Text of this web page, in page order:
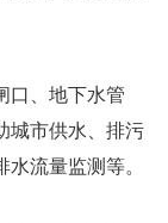
口、地下水管
城市供水、排污
流量监测等。